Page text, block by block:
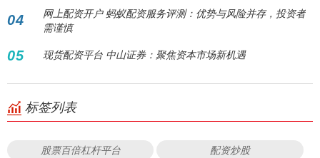
04
网上配资开户 蚂蚁配资服务评测：优势与风险并存，投资者
需谨慎
05 现货配资平台 中山证券：聚焦资本市场新机遇
标签列表
股票百倍杠杆平台 配资炒股